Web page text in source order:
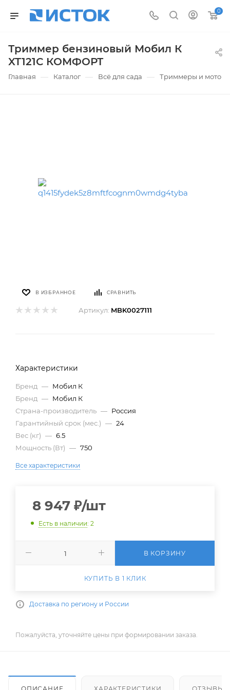
0
Триммер бензиновый Мобил К
XT121С КОМФОРТ
Главная — Каталог — Всё для сада — Триммеры и
В ИЗБРАННОЕ СРАВНИТЬ
Артикул: MBK0027111
Характеристики
Бренд — Мобил К
Бренд — Мобил К
Страна-производитель — Россия
Гарантийный срок (мес.) — 24
Вес (кг) — 6.5
Мощность (Вт) — 750
Все характеристики
8 947 ₽/шт
Есть в наличии: 2
В КОРЗИНУ
КУПИТЬ В 1 КЛИК
Доставка по региону и России
Пожалуйста, уточняйте цены при формировании заказа.